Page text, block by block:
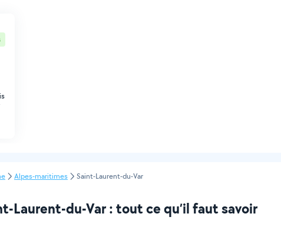
Alpes-maritimes Saint-Laurent-du-Var
Laurent-du-Var : tout ce qu’il faut savoir